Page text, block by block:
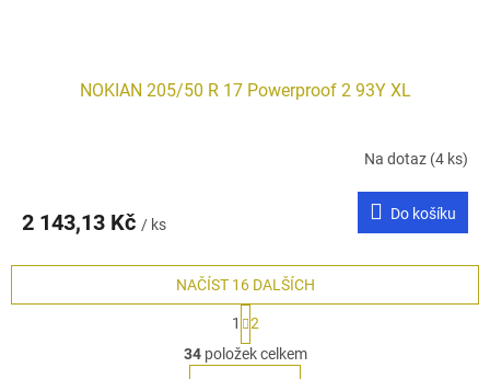
NOKIAN 205/50 R 17 Powerproof 2 93Y XL
Na dotaz (4 ks)
2 143,13 Kč / ks
Do košíku
O
v
NAČÍST 16 DALŠÍCH
S
t
r
á
1
2
34položek celkem